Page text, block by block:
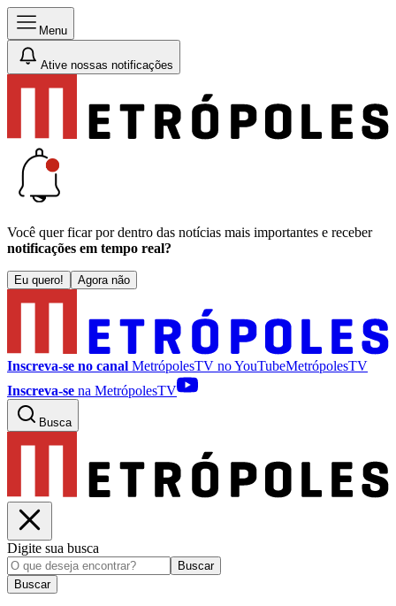
Menu
Ative nossas notificações
Você quer ficar por dentro das notícias mais importantes e receber
notificações em tempo real?
Eu quero! Agora não
Inscreva-se no canal MetrópolesTV noYouTubeMetrópolesTV
Inscreva-se na MetrópolesTV
Busca
Digite sua busca
Buscar
Buscar